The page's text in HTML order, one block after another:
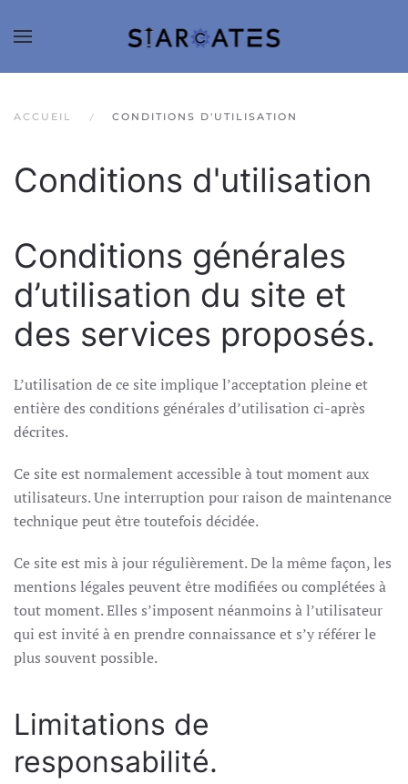
ACCUEIL CONDITIONS D'UTILISATION
Conditions d'utilisation
Conditions générales
d’utilisation du site et
des services proposés.
L’utilisation de ce site implique l’acceptation pleine et
entière des conditions générales d’utilisation ci-après
décrites.
Ce site est normalement accessible à tout moment aux
utilisateurs. Une interruption pour raison de maintenance
technique peut être toutefois décidée.
Ce site est mis à jour régulièrement. De la même façon, les
mentions légales peuvent être modifiées ou complétées à
tout moment. Elles s’imposent néanmoins à l’utilisateur
qui est invité à en prendre connaissance et s’y référer le
plus souvent possible.
Limitations de
responsabilité.